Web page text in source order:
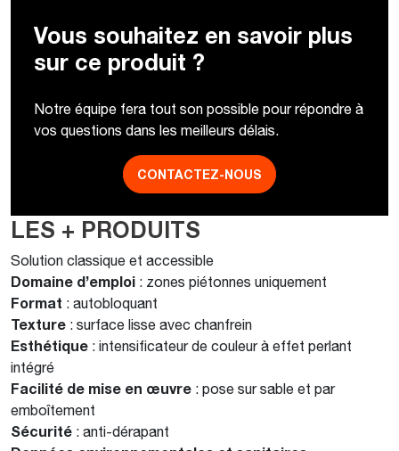
Vous souhaitez en savoir plus
sur ce produit ?
Notre équipe fera tout son possible pour répondre à
vos questions dans les meilleurs délais.
CONTACTEZ-NOUS
LES + PRODUITS
Solution classique et accessible
Domaine d’emploi : zones piétonnes uniquement
Format : autobloquant
Texture : surface lisse avec chanfrein
Esthétique : intensificateur de couleur à effet perlant
intégré
Facilité de mise en œuvre : pose sur sable et par
emboîtement
Sécurité : anti-dérapant